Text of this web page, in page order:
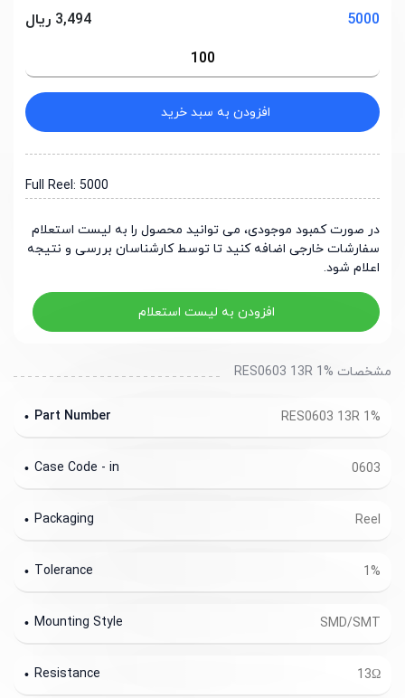
5000
3,494 ریال
افزودن به سبد خرید
Full Reel: 5000
در صورت کمبود موجودی، می توانید محصول را به لیست استعلام
سفارشات خارجی اضافه کنید تا توسط کارشناسان بررسی و نتیجه
اعلام شود.
افزودن به لیست استعلام
مشخصات RES0603 13R 1%
RES0603 13R 1%
Part Number
0603
Case Code - in
Reel
Packaging
1%
Tolerance
SMD/SMT
Mounting Style
13Ω
Resistance